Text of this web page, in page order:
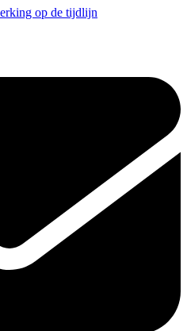
op de tijdlijn